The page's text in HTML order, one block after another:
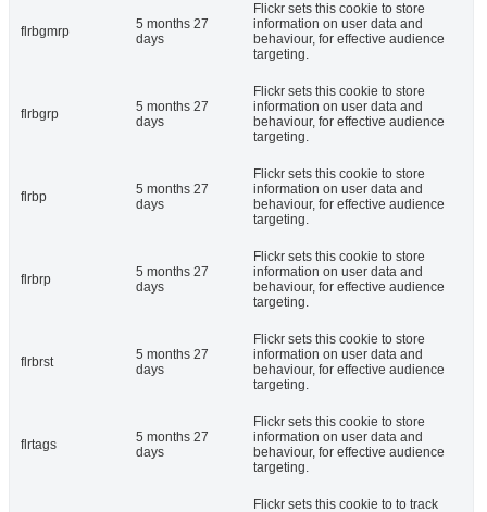
flrbgmrp
5 months 27
days
Flickr sets this cookie to store
information on user data and
behaviour, for effective audience
targeting.
flrbgrp
5 months 27
days
Flickr sets this cookie to store
information on user data and
behaviour, for effective audience
targeting.
flrbp
5 months 27
days
Flickr sets this cookie to store
information on user data and
behaviour, for effective audience
targeting.
flrbrp
5 months 27
days
Flickr sets this cookie to store
information on user data and
behaviour, for effective audience
targeting.
flrbrst
5 months 27
days
Flickr sets this cookie to store
information on user data and
behaviour, for effective audience
targeting.
flrtags
5 months 27
days
Flickr sets this cookie to store
information on user data and
behaviour, for effective audience
targeting.
Flickr sets this cookie to to track